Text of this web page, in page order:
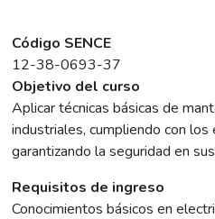
Código SENCE
12-38-0693-37
Objetivo del curso
Aplicar técnicas básicas de
industriales, cumpliendo con
garantizando la seguridad en
Requisitos de ingreso
Conocimientos básicos en